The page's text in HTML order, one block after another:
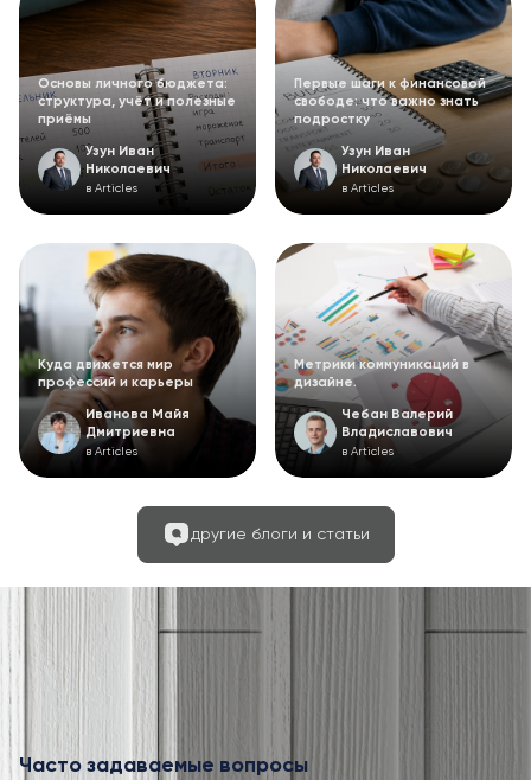
Основы личного бюджета:
структура, учёт и полезные
приёмы
Узун Иван
Николаевич
в Articles
Первые шаги к финансовой
свободе: что важно знать
подростку
Узун Иван
Николаевич
в Articles
Куда движется мир
профессий и карьеры
Иванова Майя
Дмитриевна
в Articles
Метрики коммуникаций в
дизайне.
Чебан Валерий
Владиславович
в Articles
другие блоги и статьи
Часто задаваемые вопросы